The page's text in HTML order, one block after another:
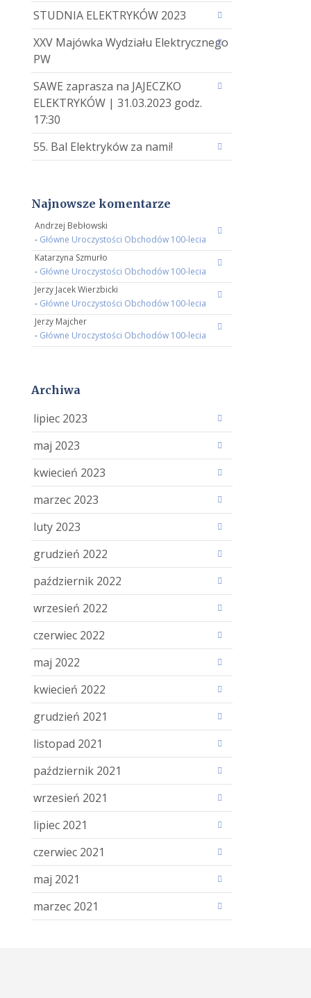
STUDNIA ELEKTRYKÓW 2023
XXV Majówka Wydziału Elektrycznego
PW
SAWE zaprasza na JAJECZKO
ELEKTRYKÓW | 31.03.2023 godz.
17:30
55. Bal Elektryków za nami!
Najnowsze komentarze
Andrzej Bebłowski
- Główne Uroczystości Obchodów 100-lecia
Katarzyna Szmurło
- Główne Uroczystości Obchodów 100-lecia
Jerzy Jacek Wierzbicki
- Główne Uroczystości Obchodów 100-lecia
Jerzy Majcher
- Główne Uroczystości Obchodów 100-lecia
Archiwa
lipiec 2023
maj 2023
kwiecień 2023
marzec 2023
luty 2023
grudzień 2022
październik 2022
wrzesień 2022
czerwiec 2022
maj 2022
kwiecień 2022
grudzień 2021
listopad 2021
październik 2021
wrzesień 2021
lipiec 2021
czerwiec 2021
maj 2021
marzec 2021